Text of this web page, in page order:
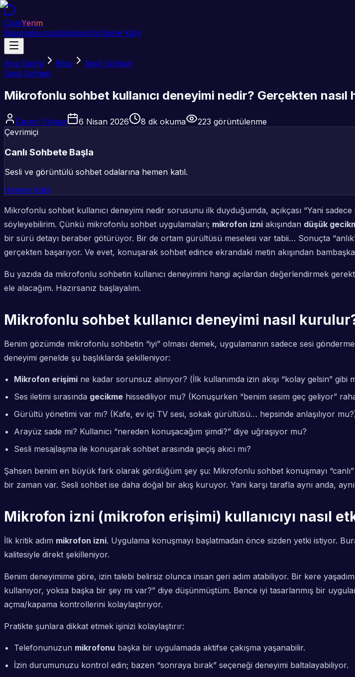
ChatYerim
BlogHakkımızdaİletişimSohbete Katıl
Ana Sayfa Blog
Sesli Sohbet
Sesli Sohbet
Mikrofonlu sohbet kullanıcı deneyimi nedir? Gerçekten
Ceren Yılmaz 6 Nisan 2026 8 dk okuma 223 görüntülenme
Çevrimiçi
Canlı Sohbete Başla
Sesli ve görüntülü sohbet odalarına hemen katıl.
Hemen Katıl
Mikrofonlu sohbet kullanıcı deneyimi nedir sorusunu ilk duyduğumda, açıkçası “Yani sadece
söyleyebilirim. Çünkü mikrofonlu sohbet uygulamaları; mikrofon izni akışından düşük
bir sürü detayı beraber götürüyor. Bir de ortam gürültüsü meselesi var tabii… Sonuçta
gerçekten başarıyor. Ve evet, konuşarak sohbet edince ekrandaki metin akışından
Bu yazıda da mikrofonlu sohbetin kullanıcı deneyimini hangi açılardan değerlendirmek
ele alacağım. Hazırsanız başlayalım.
Mikrofonlu sohbet kullanıcı deneyimi nasıl
Benim gözümde mikrofonlu sohbetin “iyi” olması demek, uygulamanın sadece sesi
deneyimi genelde şu başlıklarda şekilleniyor:
Mikrofon erişimi ne kadar sorunsuz alınıyor? (İlk kullanımda izin akışı “kolay gelsin” gibi
Ses iletimi sırasında gecikme hissediliyor mu? (Konuşurken “benim sesim geç geliyor”
Gürültü yönetimi var mı? (Kafe, ev içi TV sesi, sokak gürültüsü… hepsinde anlaşılıyor
Arayüz sade mi? Kullanıcı “nereden konuşacağım şimdi?” diye uğraşıyor mu?
Sesli mesajlaşma ile konuşarak sohbet arasında geçiş akıcı mı?
Şahsen benim en büyük fark olarak gördüğüm şey şu: Mikrofonlu sohbet konuşmayı
bir zaman var. Sesli sohbet ise daha doğal bir akış kuruyor. Yani karşı tarafla aynı anda,
Mikrofon izni (mikrofon erişimi) kullanıcıyı nasıl
İlk kritik adım mikrofon izni. Uygulama konuşmayı başlatmadan önce sizden yetki istiyor.
kalitesiyle direkt şekilleniyor.
Benim deneyimime göre, izin talebi belirsiz olunca insan geri adım atabiliyor. Bir kere
kullanıyor, yoksa başka bir şey mi var?” diye düşünmüştüm. Bence iyi tasarlanmış bir
açma/kapama kontrollerini kolaylaştırıyor.
Pratikte şunlara dikkat etmek işinizi kolaylaştırır:
Telefonunuzun mikrofonu başka bir uygulamada aktifse çakışma yaşanabilir.
İzin durumunuzu kontrol edin; bazen “sonraya bırak” seçeneği deneyimi baltalayabiliyor.